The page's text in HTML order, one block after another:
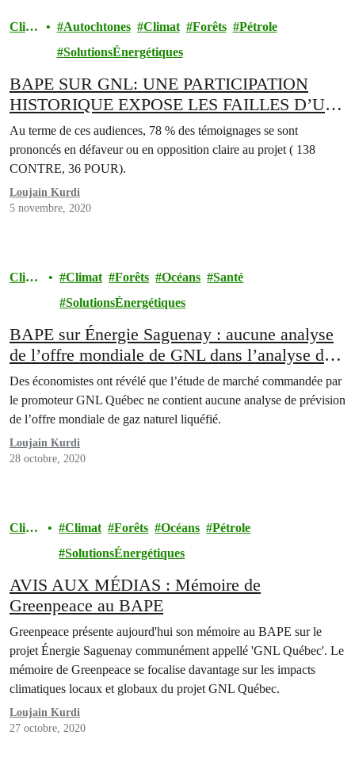
Clim
Autochtones Climat Forêts
Pétrole
SolutionsÉnergétiques
BAPE SUR GNL: UNE PARTICIPATION
HISTORIQUE EXPOSE LES FAILLES D’UN
PROJET DÉPASSÉ
Au terme de ces audiences, 78 % des témoignages se sont
prononcés en défaveur ou en opposition claire au projet ( 138
CONTRE, 36 POUR).
Loujain Kurdi
5 novembre, 2020
Clima
Climat Forêts Océans
Santé
SolutionsÉnergétiques
BAPE sur Énergie Saguenay : aucune analyse
de l’offre mondiale de GNL dans l’analyse de
marché du promoteur
Des économistes ont révélé que l’étude de marché commandée par
le promoteur GNL Québec ne contient aucune analyse de prévision
de l’offre mondiale de gaz naturel liquéfié.
Loujain Kurdi
28 octobre, 2020
Clim
Climat Forêts Océans
Pétrole
SolutionsÉnergétiques
AVIS AUX MÉDIAS : Mémoire de
Greenpeace au BAPE
Greenpeace présente aujourd'hui son mémoire au BAPE sur le
projet Énergie Saguenay communément appellé 'GNL Québec'.​ ​Le
mémoire de Greenpeace se focalise davantage sur les impacts
climatiques locaux et globaux du projet GNL Québec.
Loujain Kurdi
27 octobre, 2020